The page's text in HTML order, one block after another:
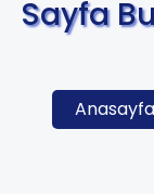
Sayfa